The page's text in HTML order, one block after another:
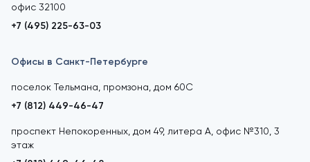
офис 32100
+7 (495) 225-63-03
Офисы в Санкт-Петербурге
поселок Тельмана, промзона, дом 60С
+7 (812) 449-46-47
проспект Непокоренных, дом 49, литера А, офис №310, 3
этаж